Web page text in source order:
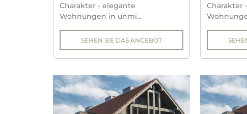
Charakter - elegante
Wohnungen in unmi...
SEHEN SIE DAS ANGEBOT
Charakter